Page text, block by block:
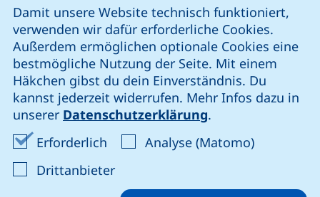
Damit unsere Website technisch funktioniert,
verwenden wir dafür erforderliche Cookies.
Außerdem ermöglichen optionale Cookies eine
bestmögliche Nutzung der Seite. Mit einem
Häkchen gibst du dein Einverständnis. Du
kannst jederzeit widerrufen. Mehr Infos dazu in
unserer Datenschutzerklärung.
Erforderlich Erforderliche Cookies akzeptieren
Analyse (Matomo)Analyse-
Drittanbieter: Cookies von Drittanbieter
unsere Facebook-Seite (externer Link, öffnet neues
unsere LinkedIn-Seite (externer Link, öffnet
unsere Instagram-Seite (externer Link,
unsere YouTube-Seite (externer
Cookie-Einstellungen
Impressum
Datenschutz
Erklärung zur Barrierefreiheit